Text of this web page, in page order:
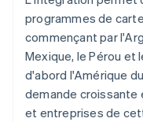
programmes de
commençant par
Mexique, le Pérou et
d'abord l'Amérique
demande croissante
et entreprises de
Norvège
English
Nouvelle-Zélande
English
Pays-Bas
Nederlands English
Pologne
English